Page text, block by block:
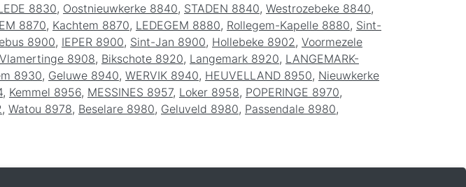
8830, Oostnieuwkerke 8840, STADEN 8840, Westrozebeke 8840,
8870, Kachtem 8870, LEDEGEM 8880, Rollegem-Kapelle 8880, Sint-
8900, IEPER 8900, Sint-Jan 8900, Hollebeke 8902 , Voormezele
Vlamertinge 8908, Bikschote 8920, Langemark 8920, LANGEMARK-
8930, Geluwe 8940, WERVIK 8940, HEUVELLAND 8950, Nieuwkerke
, Kemmel 8956, MESSINES 8957, Loker 8958, POPERINGE 8970,
, Watou 8978, Beselare 8980, Geluveld 8980, Passendale 8980,